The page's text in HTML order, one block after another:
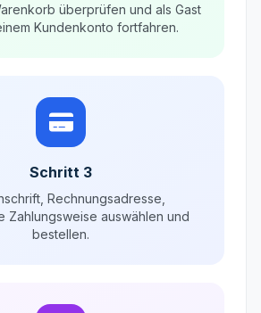
überprüfen und als Gast
Kundenkonto fortfahren.
Schritt 3
Rechnungsadresse,
Zahlungsweise auswählen und
bestellen.